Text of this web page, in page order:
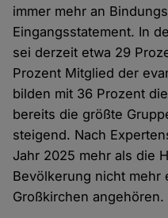
immer mehr an
Eingangsstatement. In
sei derzeit etwa 29
Prozent Mitglied der
bilden mit 36 Prozent
bereits die größte
steigend. Nach
Jahr 2025 mehr als die
Bevölkerung nicht mehr
Großkirchen angehören.